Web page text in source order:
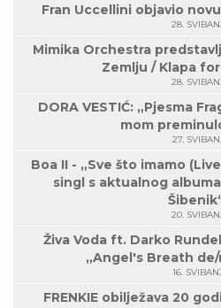
Fran Uccellini objavio
28.
Mimika Orchestra
Zemlju / Klapa
28.
DORA VESTIĆ: „Pjesma
mom
27.
Boa II - „Sve što imamo
singl s aktualnog
20.
Živa Voda ft. Darko
„Angel's Breath
16.
FRENKIE obilježava 20